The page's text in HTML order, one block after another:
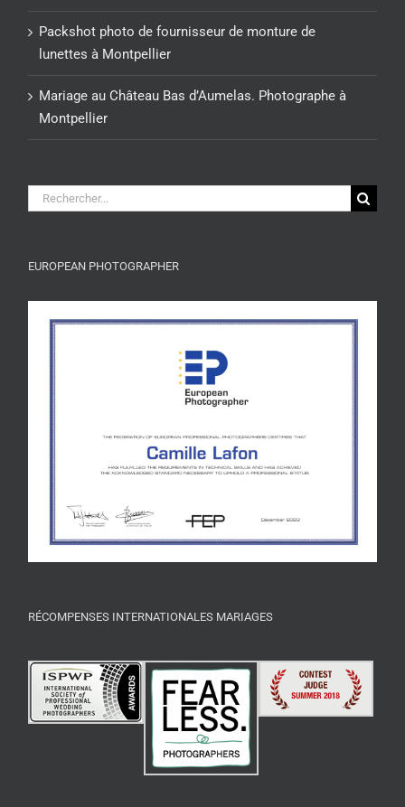
Packshot photo de fournisseur de monture de
lunettes à Montpellier
Mariage au Château Bas d’Aumelas. Photographe à
Montpellier
Rechercher:
EUROPEAN PHOTOGRAPHER
RÉCOMPENSES INTERNATIONALES MARIAGES